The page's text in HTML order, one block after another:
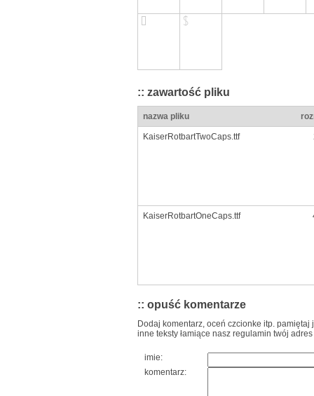
:: zawartość pliku
nazwa pliku
KaiserRotbartTwoCaps.ttf
KaiserRotbartOneCaps.ttf
:: opuść komentarze
Dodaj komentarz, oceń czcionke itp.
inne teksty łamiące nasz regulamin twój
imie:
komentarz: